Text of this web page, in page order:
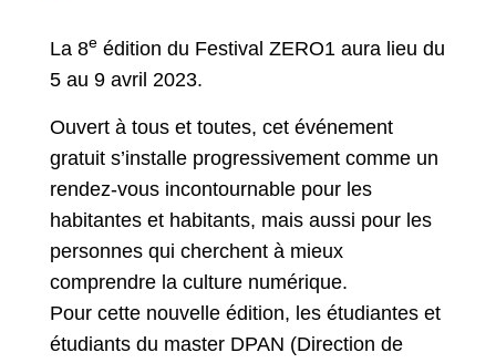
La 8e édition du Festival ZERO1 aura lieu du
5 au 9 avril 2023.
Ouvert à tous et toutes, cet événement
gratuit s’installe progressivement comme un
rendez-vous incontournable pour les
habitantes et habitants, mais aussi pour les
personnes qui cherchent à mieux
comprendre la culture numérique.
Pour cette nouvelle édition, les étudiantes et
étudiants du master DPAN (Direction de